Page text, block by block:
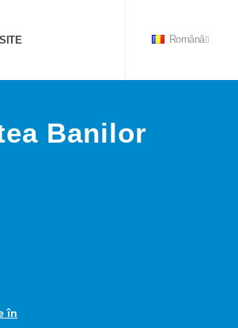
Română
Banilor
în